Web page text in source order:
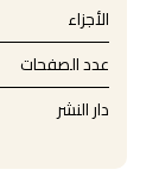
الأجزاء
عدد الصفحات
دار النشر